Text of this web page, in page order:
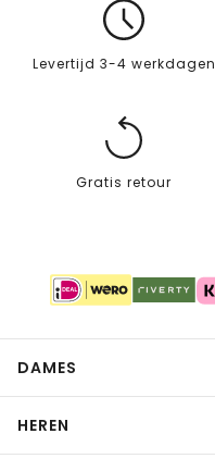
Levertijd 3-4 werkdagen
Gratis retour
DAMES
HEREN